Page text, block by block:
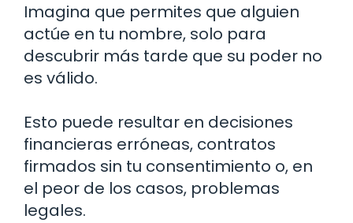
Imagina que permites que alguien
actúe en tu nombre, solo para
descubrir más tarde que su poder no
es válido.
Esto puede resultar en decisiones
financieras erróneas, contratos
firmados sin tu consentimiento o, en
el peor de los casos, problemas
legales.